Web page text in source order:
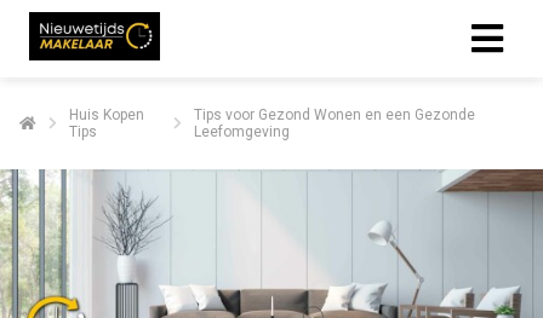
Huis Kopen
Tips
Tips voor Gezond Wonen en een Gezonde
Leefomgeving